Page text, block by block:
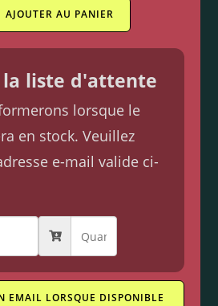
AJOUTER AU PANIER
la liste d'attente
lorsque le
en stock. Veuillez
e-mail valide ci-
EMAIL LORSQUE DISPONIBLE